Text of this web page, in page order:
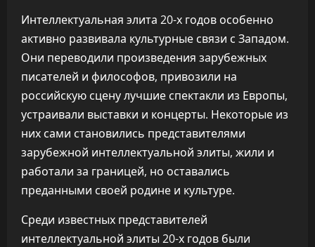
Интеллектуальная элита 20-х годов особенно
активно развивала культурные связи с Западом.
Они переводили произведения зарубежных
писателей и философов, привозили на
российскую сцену лучшие спектакли из Европы,
устраивали выставки и концерты. Некоторые из
них сами становились представителями
зарубежной интеллектуальной элиты, жили и
работали за границей, но оставались
преданными своей родине и культуре.
Среди известных представителей
интеллектуальной элиты 20-х годов были